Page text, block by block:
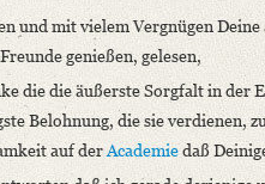
- Staats- und
Quellen zur Geschichte der
Aug. 1784.
und mit vielem Vergnügen
genießen, gelesen,
die die äußerste Sorgfalt in
Belohnung, die sie verdienen,
auf derAcademiedaß